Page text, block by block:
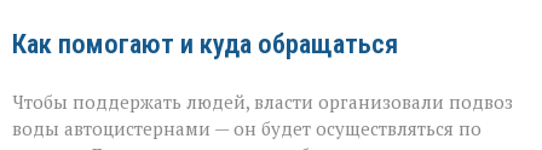
Как помогают и куда обращаться
Чтобы поддержать людей, власти организовали подвоз
воды автоцистернами — он будет осуществляться по